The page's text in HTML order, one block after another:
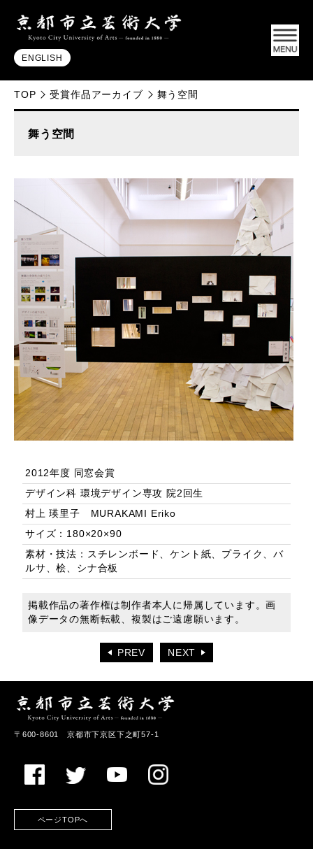
ENGLISH
TOP 受賞作品アーカイブ 舞う空間
舞う空間
2012年度 同窓会賞
デザイン科 環境デザイン専攻 院2回生
村上 瑛里子 MURAKAMI Eriko
サイズ：180×20×90
素材・技法：スチレンボード、ケント紙、プライク、バ
ルサ、桧、シナ合板
掲載作品の著作権は制作者本人に帰属しています。画
像データの無断転載、複製はご遠慮願います。
PREV NEXT
〒600-8601 京都市下京区下之町57-1
ページTOPへ